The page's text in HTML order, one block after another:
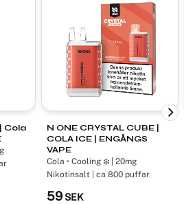
Cola
N ONE CRYSTAL CUBE |
COLA ICE | ENGÅNGS
VAPE
Cola • Cooling ❄️ | 20mg
Nikotinsalt | ca 800 puffar
59 SEK